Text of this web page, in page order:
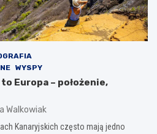
WYSPY
Europa – położenie,
Walkowiak
Kanaryjskich często mają jedno